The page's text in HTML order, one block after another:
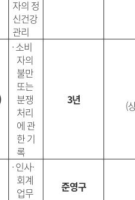
자의 정
신건강
관리
·소비
자의
불만
또는
분쟁
처리
에 관
한 기
록
3년
(
·인사·
회계
업무
준영구